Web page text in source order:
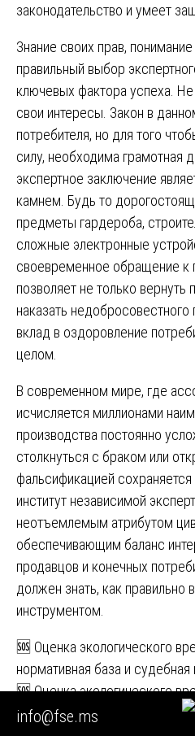
законодательство и умеет
Знание своих прав,
правильный выбор
ключевых фактора успеха. Не
свои интересы. Закон в
потребителя, но для того
силу, необходима грамотная
экспертное заключение
камнем. Будь то
предметы гардероба,
сложные электронные
своевременное обращение к
позволяет не только вернуть
наказать
вклад в оздоровление
целом.
В современном мире, где
исчисляется миллионами
производства постоянно
столкнуться с браком или
фальсификацией
институт независимой
неотъемлемым атрибутом
обеспечивающим баланс
продавцов и конечных
должен знать, как правильно
инструментом.
Навигация
по
записям
🆘 Оценка экологического
нормативная база и судебная
🆘 Оценка экологического
нормативно-правовой базы
info@fse.ms